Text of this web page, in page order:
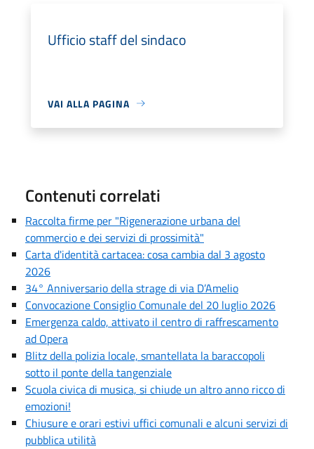
Ufficio staff del sindaco
VAI ALLA PAGINA
Contenuti correlati
Raccolta firme per "Rigenerazione urbana del
commercio e dei servizi di prossimità"
Carta d'identità cartacea: cosa cambia dal 3 agosto
2026
34° Anniversario della strage di via D’Amelio
Convocazione Consiglio Comunale del 20 luglio 2026
Emergenza caldo, attivato il centro di raffrescamento
ad Opera
Blitz della polizia locale, smantellata la baraccopoli
sotto il ponte della tangenziale
Scuola civica di musica, si chiude un altro anno ricco di
emozioni!
Chiusure e orari estivi uffici comunali e alcuni servizi di
pubblica utilità